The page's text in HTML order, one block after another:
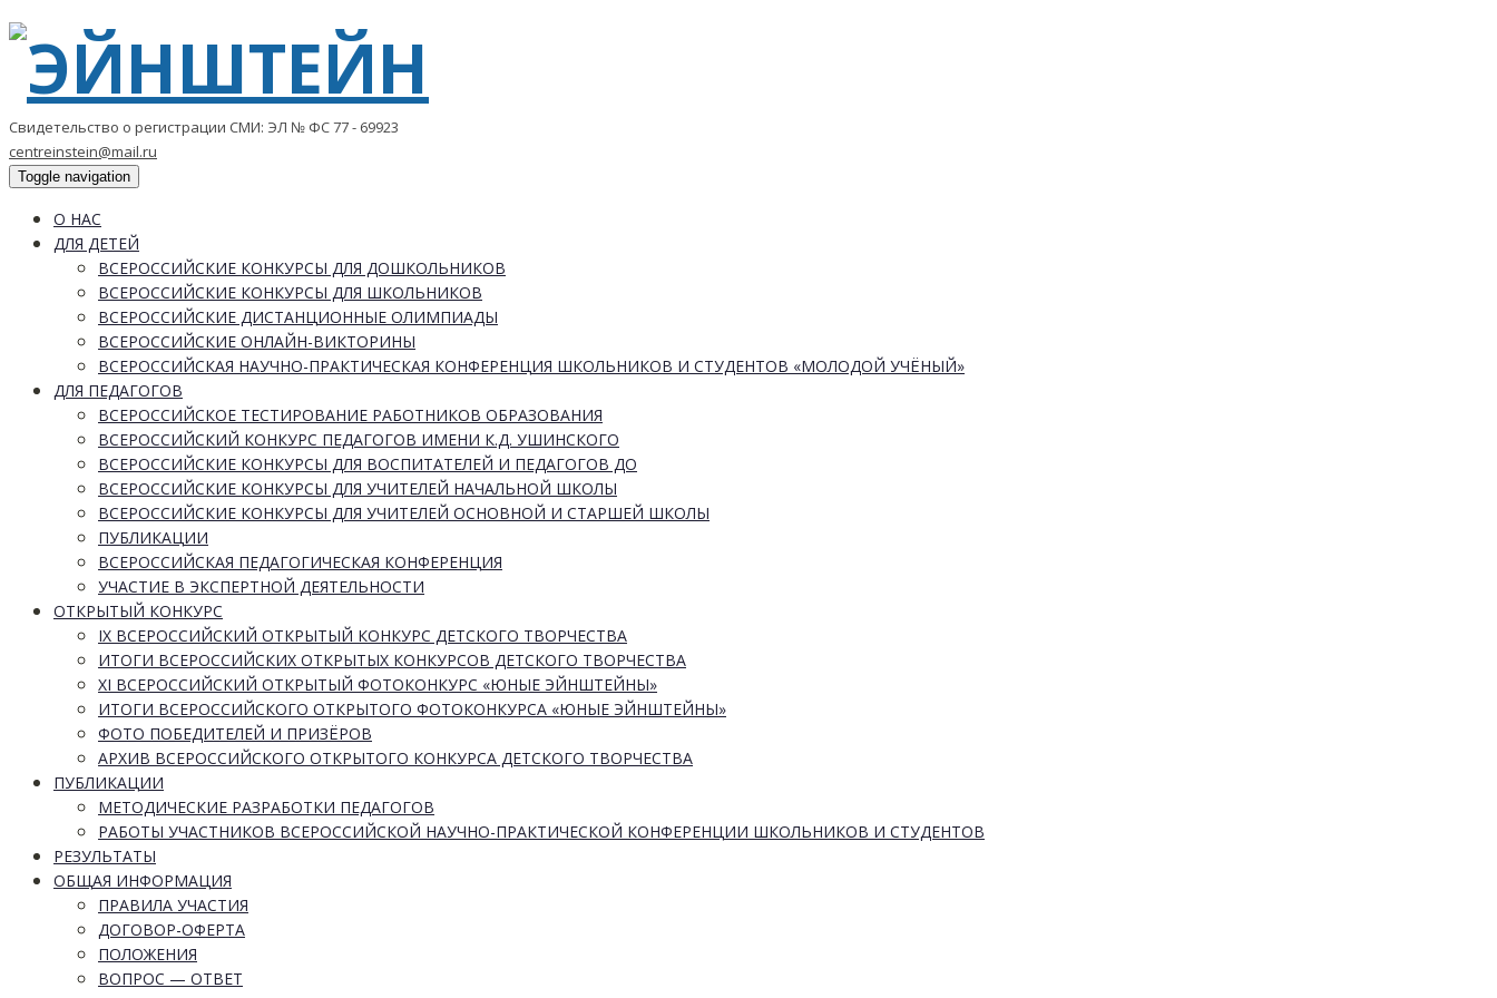
Свидетельство о регистрации СМИ: ЭЛ № ФС 77 - 69923
centreinstein@mail.ru
Toggle navigation
О НАС
ДЛЯ ДЕТЕЙ
ВСЕРОССИЙСКИЕ КОНКУРСЫ ДЛЯ ДОШКОЛЬНИКОВ
ВСЕРОССИЙСКИЕ КОНКУРСЫ ДЛЯ ШКОЛЬНИКОВ
ВСЕРОССИЙСКИЕ ДИСТАНЦИОННЫЕ ОЛИМПИАДЫ
ВСЕРОССИЙСКИЕ ОНЛАЙН-ВИКТОРИНЫ
ВСЕРОССИЙСКАЯ НАУЧНО-ПРАКТИЧЕСКАЯ КОНФЕРЕНЦИЯ ШКОЛЬНИКОВ И СТУДЕНТОВ «МОЛОДОЙ УЧЁНЫЙ»
ДЛЯ ПЕДАГОГОВ
ВСЕРОССИЙСКОЕ ТЕСТИРОВАНИЕ РАБОТНИКОВ ОБРАЗОВАНИЯ
ВСЕРОССИЙСКИЙ КОНКУРС ПЕДАГОГОВ ИМЕНИ К.Д. УШИНСКОГО
ВСЕРОССИЙСКИЕ КОНКУРСЫ ДЛЯ ВОСПИТАТЕЛЕЙ И ПЕДАГОГОВ ДО
ВСЕРОССИЙСКИЕ КОНКУРСЫ ДЛЯ УЧИТЕЛЕЙ НАЧАЛЬНОЙ ШКОЛЫ
ВСЕРОССИЙСКИЕ КОНКУРСЫ ДЛЯ УЧИТЕЛЕЙ ОСНОВНОЙ И СТАРШЕЙ ШКОЛЫ
ПУБЛИКАЦИИ
ВСЕРОССИЙСКАЯ ПЕДАГОГИЧЕСКАЯ КОНФЕРЕНЦИЯ
УЧАСТИЕ В ЭКСПЕРТНОЙ ДЕЯТЕЛЬНОСТИ
ОТКРЫТЫЙ КОНКУРС
IX ВСЕРОССИЙСКИЙ ОТКРЫТЫЙ КОНКУРС ДЕТСКОГО ТВОРЧЕСТВА
ИТОГИ ВСЕРОССИЙСКИХ ОТКРЫТЫХ КОНКУРСОВ ДЕТСКОГО ТВОРЧЕСТВА
XI ВСЕРОССИЙСКИЙ ОТКРЫТЫЙ ФОТОКОНКУРС «ЮНЫЕ ЭЙНШТЕЙНЫ»
ИТОГИ ВСЕРОССИЙСКОГО ОТКРЫТОГО ФОТОКОНКУРСА «ЮНЫЕ ЭЙНШТЕЙНЫ»
ФОТО ПОБЕДИТЕЛЕЙ И ПРИЗЁРОВ
АРХИВ ВСЕРОССИЙСКОГО ОТКРЫТОГО КОНКУРСА ДЕТСКОГО ТВОРЧЕСТВА
ПУБЛИКАЦИИ
МЕТОДИЧЕСКИЕ РАЗРАБОТКИ ПЕДАГОГОВ
РАБОТЫ УЧАСТНИКОВ ВСЕРОССИЙСКОЙ НАУЧНО-ПРАКТИЧЕСКОЙ КОНФЕРЕНЦИИ ШКОЛЬНИКОВ И СТУДЕНТОВ
РЕЗУЛЬТАТЫ
ОБЩАЯ ИНФОРМАЦИЯ
ПРАВИЛА УЧАСТИЯ
ДОГОВОР-ОФЕРТА
ПОЛОЖЕНИЯ
ВОПРОС — ОТВЕТ